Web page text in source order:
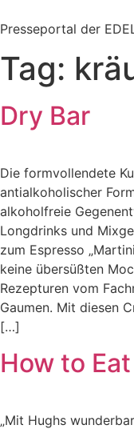
Inhalt
Presseportal der
Tag:
Dry Bar
Die formvollendete
antialkoholischer
alkoholfreie
Longdrinks und
zum Espresso
keine übersüßten
Rezepturen vom
Gaumen. Mit diesen
[…]
How to
„Mit Hughs